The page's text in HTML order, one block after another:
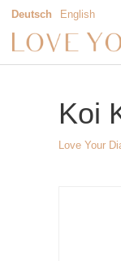
Deutsch English
Koi
Love Your